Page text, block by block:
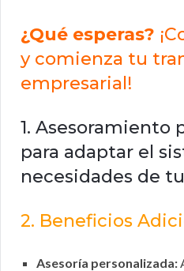
¿Qué esperas?
y comienza tu
empresarial!
1. Asesoramiento
para adaptar el
necesidades de
2. Beneficios
Asesoría personalizada: